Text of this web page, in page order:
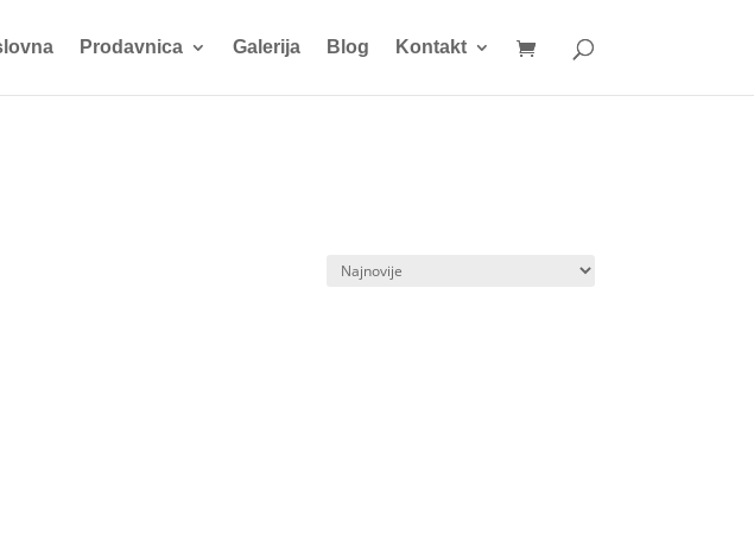
Prodavnica Galerija Blog Kontakt